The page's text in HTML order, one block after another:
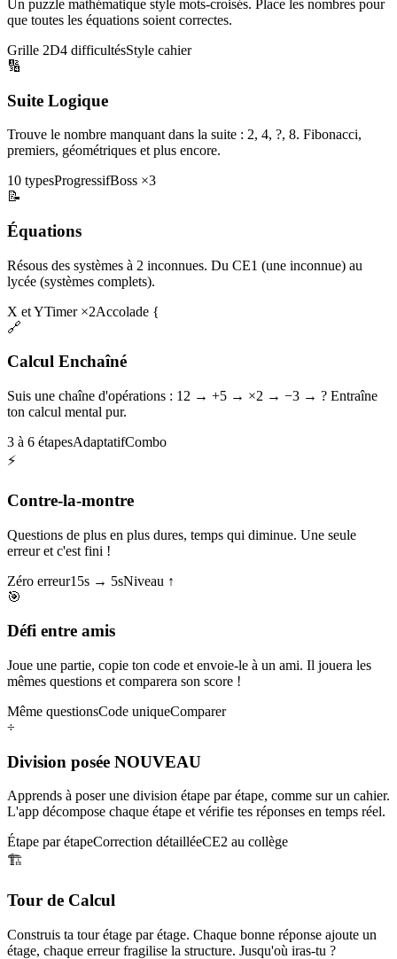
Un puzzle mathématique style mots-croisés. Place les nombres pour
que toutes les équations soient correctes.
Grille 2D4 difficultésStyle cahier
🔢
Suite Logique
Trouve le nombre manquant dans la suite : 2, 4, ?, 8. Fibonacci,
premiers, géométriques et plus encore.
10 typesProgressifBoss ×3
📝
Équations
Résous des systèmes à 2 inconnues. Du CE1 (une inconnue) au
lycée (systèmes complets).
X et YTimer ×2Accolade {
🔗
Calcul Enchaîné
Suis une chaîne d'opérations : 12 → +5 → ×2 → −3 → ? Entraîne
ton calcul mental pur.
3 à 6 étapesAdaptatifCombo
⚡
Contre-la-montre
Questions de plus en plus dures, temps qui diminue. Une seule
erreur et c'est fini !
Zéro erreur15s → 5sNiveau ↑
🎯
Défi entre amis
Joue une partie, copie ton code et envoie-le à un ami. Il jouera les
mêmes questions et comparera son score !
Même questionsCode uniqueComparer
÷
Division posée NOUVEAU
Apprends à poser une division étape par étape, comme sur un cahier.
L'app décompose chaque étape et vérifie tes réponses en temps réel.
Étape par étapeCorrection détailléeCE2 au collège
🏗️
Tour de Calcul
Construis ta tour étage par étage. Chaque bonne réponse ajoute un
étage, chaque erreur fragilise la structure. Jusqu'où iras-tu ?